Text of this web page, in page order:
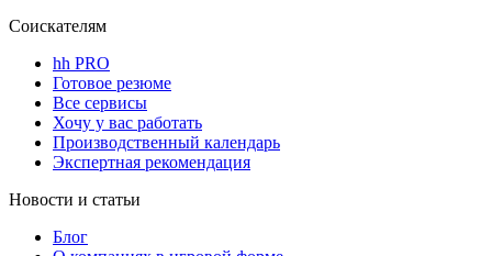
Соискателям
hh PRO
Готовое резюме
Все сервисы
Хочу у вас работать
Производственный календарь
Экспертная рекомендация
Новости и статьи
Блог